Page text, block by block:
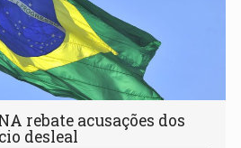
rebate acusações dos
desleal